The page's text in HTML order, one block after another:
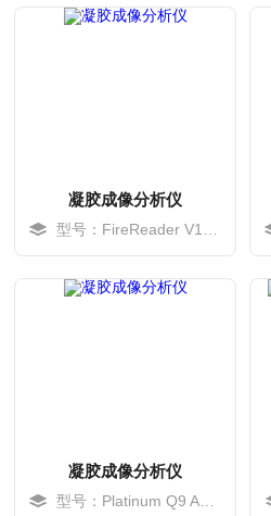
凝胶成像分析仪
型号：FireReader V10 Plus
凝胶成像分析仪
型号：Platinum Q9 Advanced